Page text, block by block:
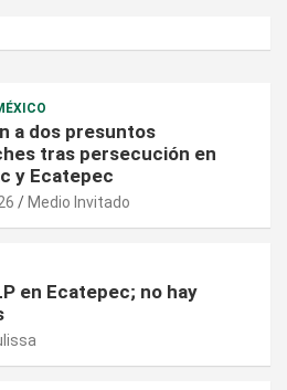
a dos presuntos
tras persecución en
y Ecatepec
Medio Invitado
en Ecatepec; no hay